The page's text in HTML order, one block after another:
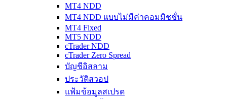
MT4 NDD
MT4 NDD แบบไม่มีค่าคอมมิชชั่น
MT4 Fixed
MT5 NDD
cTrader NDD
cTrader Zero Spread
บัญชีอิสลาม
ประวัติสวอป
แฟ้มข้อมูลสเปรด